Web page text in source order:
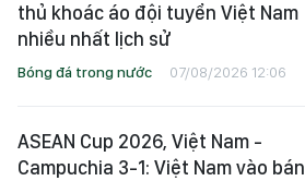
thủ khoác áo đội tuyển Việt Nam
nhiều nhất lịch sử
Bóng đá trong nước 07/08/2026 12:06
ASEAN Cup 2026, Việt Nam -
Campuchia 3-1: Việt Nam vào bán